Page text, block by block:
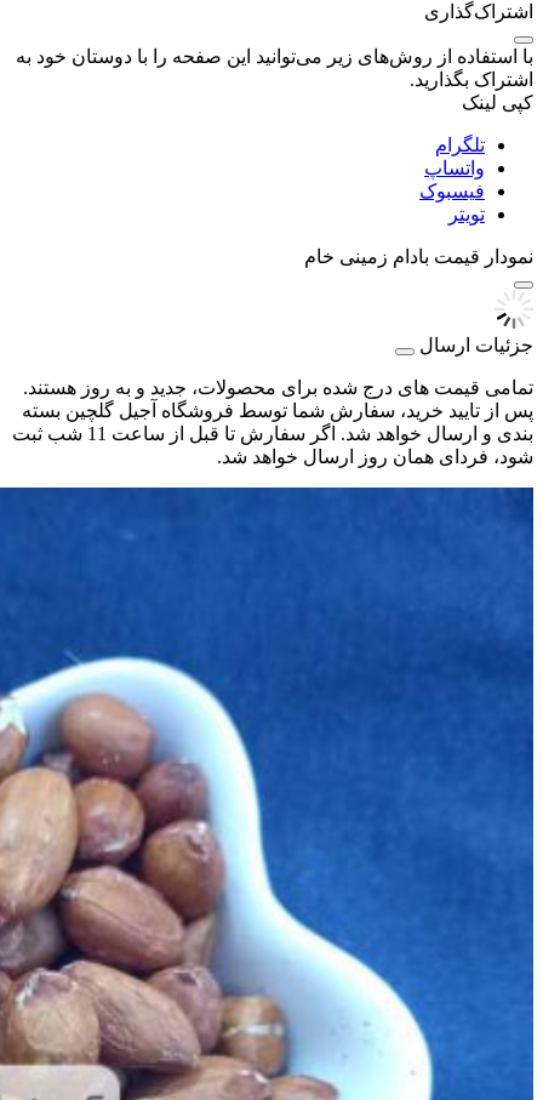
اشتراک‌گذاری
با استفاده از روش‌های زیر می‌توانید این صفحه را با دوستان خود به
اشتراک بگذارید.
کپی لینک
تلگرام
واتساپ
فیسبوک
تویتر
نمودار قیمت بادام زمینی خام
جزئیات ارسال
تمامی قیمت های درج شده برای محصولات، جدید و به روز هستند.
پس از تایید خرید، سفارش شما توسط فروشگاه آجیل گلچین بسته
بندی و ارسال خواهد شد. اگر سفارش تا قبل از ساعت 11 شب ثبت
شود، فردای همان روز ارسال خواهد شد.